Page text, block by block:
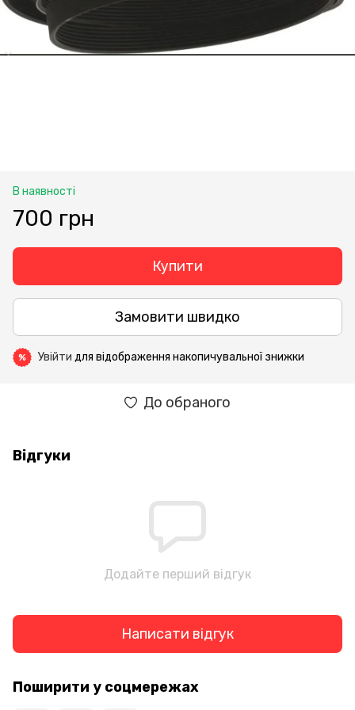
В наявності
700 грн
Купити
Замовити швидко
% Увійти для відображення накопичувальної знижки
До обраного
Відгуки
Додайте перший відгук
Написати відгук
Поширити у соцмережах